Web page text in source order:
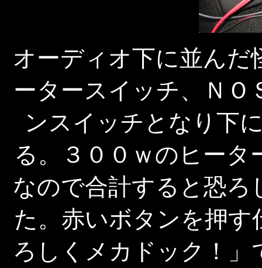
オーディオ下に並ん
ータースイッチ、Ｎ
ンスイッチとなり下
る。３００ｗのヒー
なので合計すると恐
た。赤いボタンを押
ろしくメカドック！